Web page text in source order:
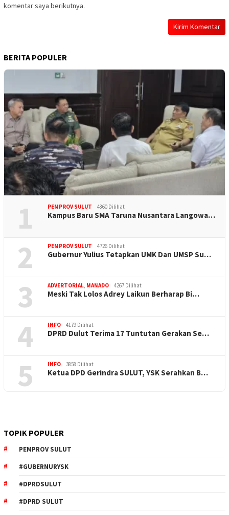
komentar saya berikutnya.
BERITA POPULER
1 PEMPROV SULUT 4860 Dilihat
Kampus Baru SMA Taruna Nusantara Langowa…
2 PEMPROV SULUT 4726 Dilihat
Gubernur Yulius Tetapkan UMK Dan UMSP Su…
3 ADVERTORIAL, MANADO 4267 Dilihat
Meski Tak Lolos Adrey Laikun Berharap Bi…
4 INFO 4179 Dilihat
DPRD Dulut Terima 17 Tuntutan Gerakan Se…
5 INFO 3858 Dilihat
Ketua DPD Gerindra SULUT, YSK Serahkan B…
TOPIK POPULER
PEMPROV SULUT
#GUBERNURYSK
#DPRDSULUT
#DPRD SULUT